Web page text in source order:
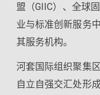
盟（GIIC）、全球
业与标准创新服务
其服务机构。
河套国际组织聚集
自立自强交汇处形